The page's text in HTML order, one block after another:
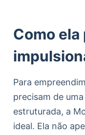
Como ela
Para
precisam de
estruturada, a
ideal. Ela não